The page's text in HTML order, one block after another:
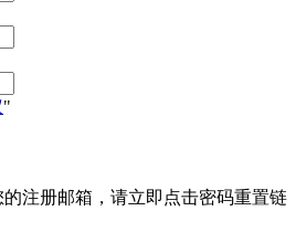
"
注册邮箱，请立即点击密码重置链